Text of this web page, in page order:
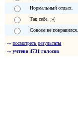
Нормальный отдых.
Так себе. ;-(
Совсем не понравился.
-» посмотреть результаты
-» учтено 4731 голосов